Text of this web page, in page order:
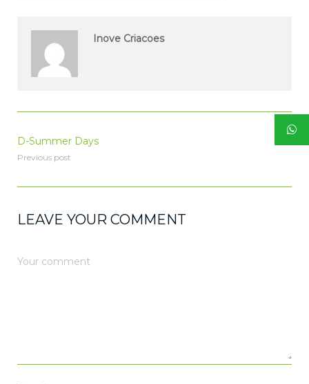
Inove Criacoes
D-Summer Days
Previous post
LEAVE YOUR COMMENT